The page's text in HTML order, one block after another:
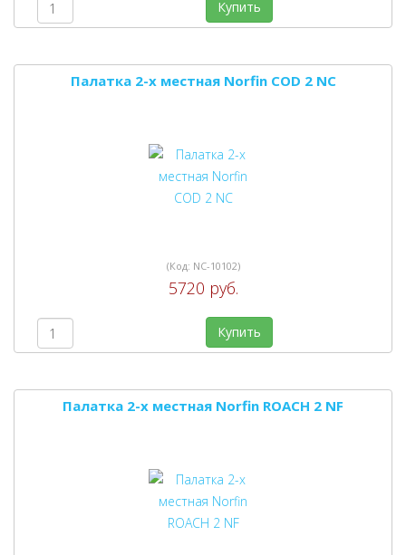
Купить
Палатка 2-х местная Norfin COD 2 NC
(Код: NC-10102)
5720 руб.
Купить
Палатка 2-х местная Norfin ROACH 2 NF